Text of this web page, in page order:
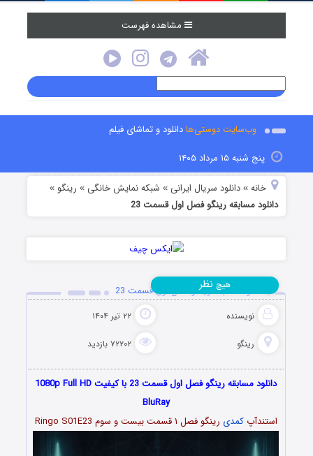
مشاهده فهرست
وب‌سایت دوستی‌هادانلود و تماشای فیلم
پنج شنبه ۱۵ مرداد ۱۴۰۵
خانه »دانلود سریال ایرانی » شبکه نمایش خانگی » رینگو »
دانلود مسابقه رینگو فصل اول قسمت 23
دانلود مسابقه رینگو فصل اول قسمت 23
نویسنده ۲۲ تیر ۱۴۰۴
رینگو ۷۲۲۰۲ بازدید
هیچ نظر
دانلود مسابقه رینگو فصل اول قسمت 23 با کیفیت 1080p Full HD
BluRay
استندآپکمدی رینگو فصل ۱ قسمت بیست و سوم Ringo S01E23